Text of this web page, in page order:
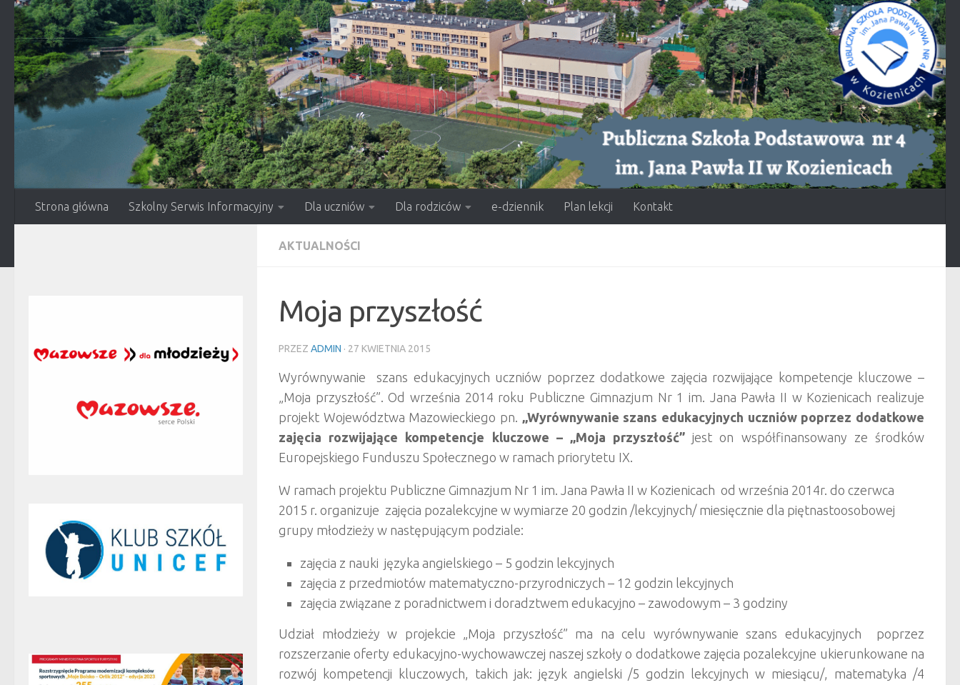
Przejdź do treści
Strona główna Szkolny Serwis Informacyjny Dla uczniów Dla rodziców e-dziennik Plan lekcji Kontakt
AKTUALNOŚCI
Moja przyszłość
PRZEZ ADMIN · 27 KWIETNIA 2015
Wyrównywanie szans edukacyjnych uczniów poprzez dodatkowe zajęcia rozwijające kompetencje kluczowe –
„Moja przyszłość”. Od września 2014 roku Publiczne Gimnazjum Nr 1 im. Jana Pawła II w Kozienicach realizuje
projekt Województwa Mazowieckiego pn. „Wyrównywanie szans edukacyjnych uczniów poprzez dodatkowe
zajęcia rozwijające kompetencje kluczowe – „Moja przyszłość” jest on współfinansowany ze środków
Europejskiego Funduszu Społecznego w ramach priorytetu IX.
W ramach projektu Publiczne Gimnazjum Nr 1 im. Jana Pawła II w Kozienicach od września 2014r. do czerwca
2015 r. organizuje zajęcia pozalekcyjne w wymiarze 20 godzin /lekcyjnych/ miesięcznie dla piętnastoosobowej
grupy młodzieży w następującym podziale:
zajęcia z nauki języka angielskiego – 5 godzin lekcyjnych
zajęcia z przedmiotów matematyczno-przyrodniczych – 12 godzin lekcyjnych
zajęcia związane z poradnictwem i doradztwem edukacyjno – zawodowym – 3 godziny
Udział młodzieży w projekcie „Moja przyszłość” ma na celu wyrównywanie szans edukacyjnych poprzez
rozszerzanie oferty edukacyjno-wychowawczej naszej szkoły o dodatkowe zajęcia pozalekcyjne ukierunkowane na
rozwój kompetencji kluczowych, takich jak: język angielski /5 godzin lekcyjnych w miesiącu/, matematyka /4